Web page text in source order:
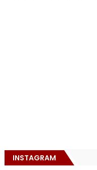
INSTAGRAM